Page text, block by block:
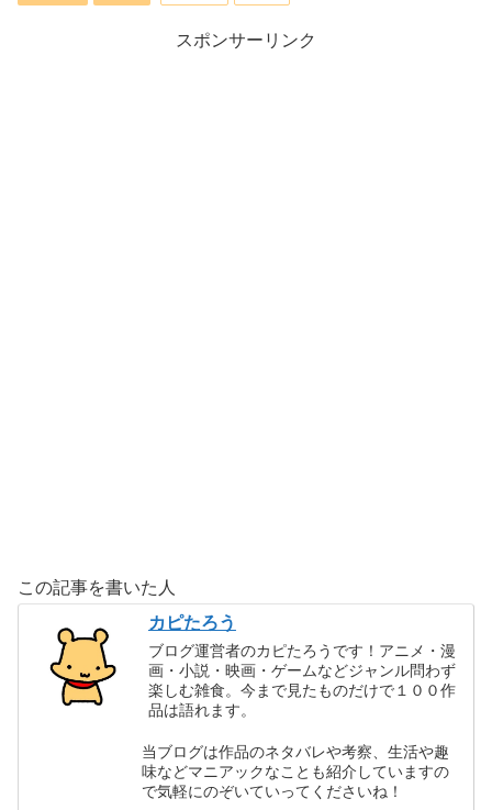
スポンサーリンク
この記事を書いた人
カピたろう
ブログ運営者のカピたろうです！アニメ・漫
画・小説・映画・ゲームなどジャンル問わず
楽しむ雑食。今まで見たものだけで１００作
品は語れます。
当ブログは作品のネタバレや考察、生活や趣
味などマニアックなことも紹介していますの
で気軽にのぞいていってくださいね！